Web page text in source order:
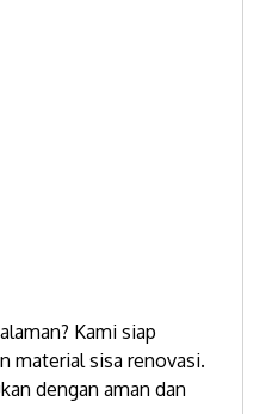
Kami siap
material sisa renovasi.
dengan aman dan